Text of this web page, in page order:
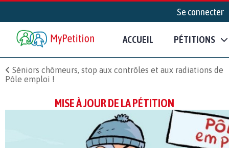
Se connecter
ACCUEIL PÉTITIONS
Séniors chômeurs, stop aux contrôles et aux radiations de
Pôle emploi !
MISE À JOUR DE LA PÉTITION